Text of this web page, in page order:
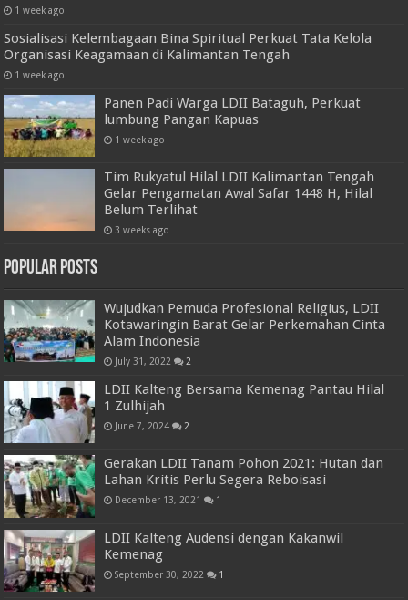
1 week ago
Sosialisasi Kelembagaan Bina Spiritual Perkuat Tata Kelola
Organisasi Keagamaan di Kalimantan Tengah
1 week ago
Panen Padi Warga LDII Bataguh, Perkuat
lumbung Pangan Kapuas
1 week ago
Tim Rukyatul Hilal LDII Kalimantan Tengah
Gelar Pengamatan Awal Safar 1448 H, Hilal
Belum Terlihat
3 weeks ago
Popular Posts
Wujudkan Pemuda Profesional Religius, LDII
Kotawaringin Barat Gelar Perkemahan Cinta
Alam Indonesia
July 31, 2022 2
LDII Kalteng Bersama Kemenag Pantau Hilal
1 Zulhijah
June 7, 2024 2
Gerakan LDII Tanam Pohon 2021: Hutan dan
Lahan Kritis Perlu Segera Reboisasi
December 13, 2021 1
LDII Kalteng Audensi dengan Kakanwil
Kemenag
September 30, 2022 1